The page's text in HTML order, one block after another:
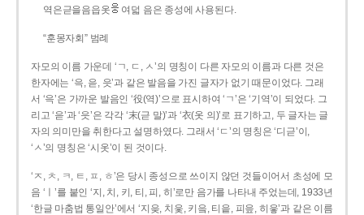
역은귿을음읍옷
여덟 음은 종성에 사용된다.
“훈몽자회” 범례
자모의 이름 가운데 ‘ㄱ, ㄷ, ㅅ’의 명칭이 다른 자모의 이름과 다른 것은
한자에는 ‘윽, 읃, 읏’과 같은 발음을 가진 글자가 없기 때문이었다. 그래
서 ‘윽’은 가까운 발음인 ‘役(역)’으로 표시하여 ‘ㄱ’은 ‘기역’이 되었다. 그
리고 ‘읃’과 ‘읏’은 각각 ‘末(귿 말)’과 ‘衣(옷 의)’로 표기하고, 두 글자는 글
자의 의미만을 취한다고 설명하였다. 그래서 ‘ㄷ’의 명칭은 ‘디귿’이,
‘ㅅ’의 명칭은 ‘시옷’이 된 것이다.
‘ㅈ, ㅊ, ㅋ, ㅌ, ㅍ, ㅎ’은 당시 종성으로 쓰이지 않던 것들이어서 초성에 모
음 ‘ㅣ’를 붙인 ‘지, 치, 키, 티, 피, 히’로만 음가를 나타내 주었는데, 1933년
‘한글 마춤법 통일안’에서 ‘지읒, 치읓, 키읔, 티읕, 피읖, 히읗’과 같은 이름